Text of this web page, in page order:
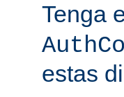
Tenga
estas